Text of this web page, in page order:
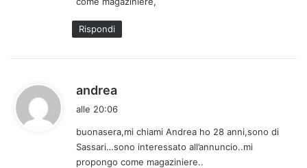
t
o
:
Rispondi
andrea
e
t
alle 20:06
buonasera,mi chiami Andrea ho 28 anni,sono di
Sassari…sono interessato all’annuncio..mi
propongo come magaziniere..